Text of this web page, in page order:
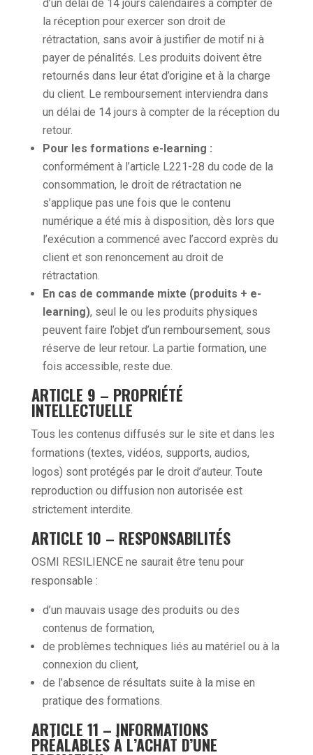
d’un délai de 14 jours calendaires à compter de
la réception pour exercer son droit de
rétractation, sans avoir à justifier de motif ni à
payer de pénalités. Les produits doivent être
retournés dans leur état d’origine et à la charge
du client. Le remboursement interviendra dans
un délai de 14 jours à compter de la réception du
retour.
Pour les formations e-learning :
conformément à l’article L221-28 du code de la
consommation, le droit de rétractation ne
s’applique pas une fois que le contenu
numérique a été mis à disposition, dès lors que
l’exécution a commencé avec l’accord exprès du
client et son renoncement au droit de
rétractation.
En cas de commande mixte (produits + e-
learning), seul le ou les produits physiques
peuvent faire l’objet d’un remboursement, sous
réserve de leur retour. La partie formation, une
fois accessible, reste due.
ARTICLE 9 – PROPRIÉTÉ
INTELLECTUELLE
Tous les contenus diffusés sur le site et dans les
formations (textes, vidéos, supports, audios,
logos) sont protégés par le droit d’auteur. Toute
reproduction ou diffusion non autorisée est
strictement interdite.
ARTICLE 10 – RESPONSABILITÉS
OSMI RESILIENCE ne saurait être tenu pour
responsable :
d’un mauvais usage des produits ou des
contenus de formation,
de problèmes techniques liés au matériel ou à la
connexion du client,
de l’absence de résultats suite à la mise en
pratique des formations.
ARTICLE 11 – INFORMATIONS
PRÉALABLES À L’ACHAT D’UNE